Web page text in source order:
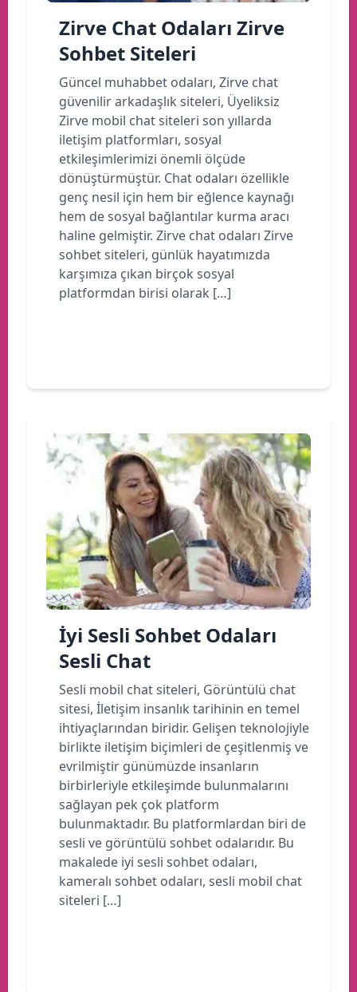
Zirve Chat Odaları Zirve
Sohbet Siteleri
Güncel muhabbet odaları, Zirve chat
güvenilir arkadaşlık siteleri, Üyeliksiz
Zirve mobil chat siteleri son yıllarda
iletişim platformları, sosyal
etkileşimlerimizi önemli ölçüde
dönüştürmüştür. Chat odaları özellikle
genç nesil için hem bir eğlence kaynağı
hem de sosyal bağlantılar kurma aracı
haline gelmiştir. Zirve chat odaları Zirve
sohbet siteleri, günlük hayatımızda
karşımıza çıkan birçok sosyal
platformdan birisi olarak […]
İyi Sesli Sohbet Odaları
Sesli Chat
Sesli mobil chat siteleri, Görüntülü chat
sitesi, İletişim insanlık tarihinin en temel
ihtiyaçlarından biridir. Gelişen teknolojiyle
birlikte iletişim biçimleri de çeşitlenmiş ve
evrilmiştir günümüzde insanların
birbirleriyle etkileşimde bulunmalarını
sağlayan pek çok platform
bulunmaktadır. Bu platformlardan biri de
sesli ve görüntülü sohbet odalarıdır. Bu
makalede iyi sesli sohbet odaları,
kameralı sohbet odaları, sesli mobil chat
siteleri […]